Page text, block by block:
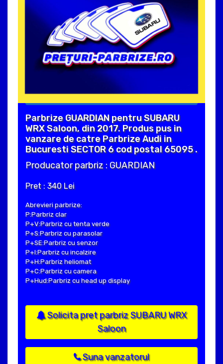
Parbrize GUARDIAN pentru SUBARU
WRX Saloon, din 2017. Produs pus in
vanzare de catre Parbrize Audi in
Bucuresti SECTOR 6 cod postal 65095 .
Producator parbriz : GUARDIAN
Pret : 340 Lei
Abrevieri parbrize:
P:Parbriz clar
P+V:Parbriz cu tenta verde
P+S:Parbriz cu parasolar
P+SE:Parbriz cu senzor
P+I:Parbriz cu incalzire
P+H:Parbriz heliomat
P+C:Parbriz cu camera
P+Hud:Parbriz cu head up display
Solicita pret parbriz SUBARU WRX
Saloon
Suna vanzatorul